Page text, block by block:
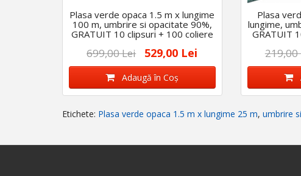
Plasa verde opaca 1.5 m x lungime
100 m, umbrire si opacitate 90%,
GRATUIT 10 clipsuri + 100 coliere
699,00 Lei 529,00 Lei
Adaugă în Coş
Plasa
lungime,
GRATUIT
219,00
Etichete: Plasa verde opaca 1.5 m x lungime 25 m, umbrire